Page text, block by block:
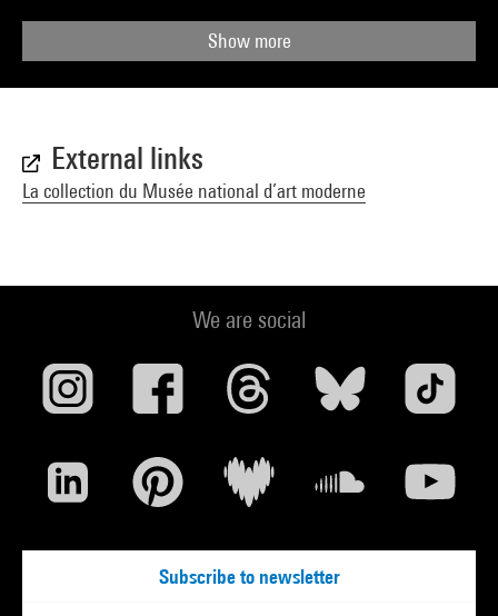
Show more
External links
La collection du Musée national d’art moderne
We are social
Subscribe to newsletter